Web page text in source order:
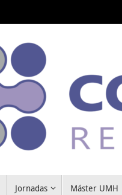
Jornadas Máster UMH